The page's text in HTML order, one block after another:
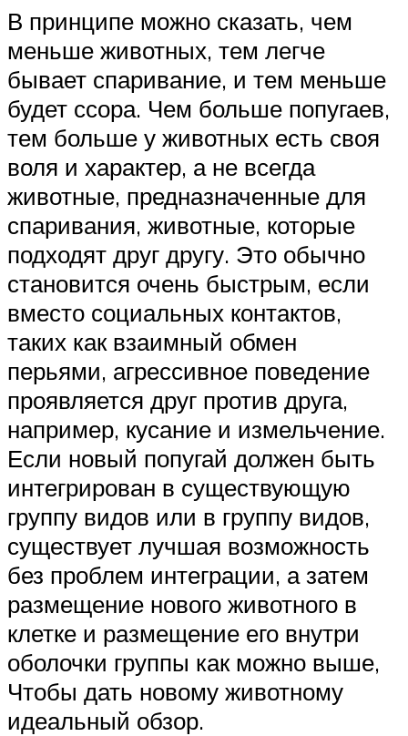
В принципе можно сказать, чем
меньше животных, тем легче
бывает спаривание, и тем меньше
будет ссора. Чем больше попугаев,
тем больше у животных есть своя
воля и характер, а не всегда
животные, предназначенные для
спаривания, животные, которые
подходят друг другу. Это обычно
становится очень быстрым, если
вместо социальных контактов,
таких как взаимный обмен
перьями, агрессивное поведение
проявляется друг против друга,
например, кусание и измельчение.
Если новый попугай должен быть
интегрирован в существующую
группу видов или в группу видов,
существует лучшая возможность
без проблем интеграции, а затем
размещение нового животного в
клетке и размещение его внутри
оболочки группы как можно выше,
Чтобы дать новому животному
идеальный обзор.